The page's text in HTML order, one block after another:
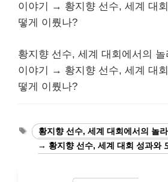
이야기 → 황지향 선수, 세계 대
떻게 이뤘나?
황지향 선수, 세계 대회에서의
이야기 → 황지향 선수, 세계 대
떻게 이뤘나?
Tags황지향 선수, 세계 대회에서의 놀
→ 황지향 선수, 세계 대회 성과와